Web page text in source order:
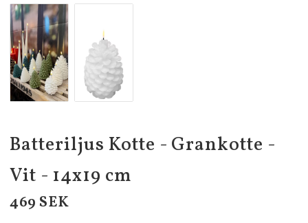
Batteriljus Kotte - Grankotte -
Vit - 14x19 cm
469 SEK